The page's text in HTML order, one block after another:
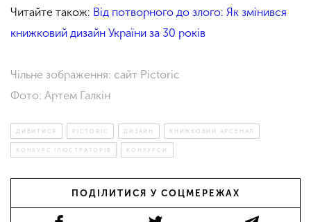
Читайте також: Від потворного до злого: Як змінився
книжковий дизайн України за 30 років
Чільне зображення: сайт Pictoric
Фото: Артем Галкін
ДИВИТИСЯ PICTORIC ДИЗАЙН КНИЖКОВИЙ АРСЕНАЛ
КОНКУРС ІЛЮСТРАТОРІВ КОНКУРСИ
ПОДІЛИТИСЯ У СОЦМЕРЕЖАХ